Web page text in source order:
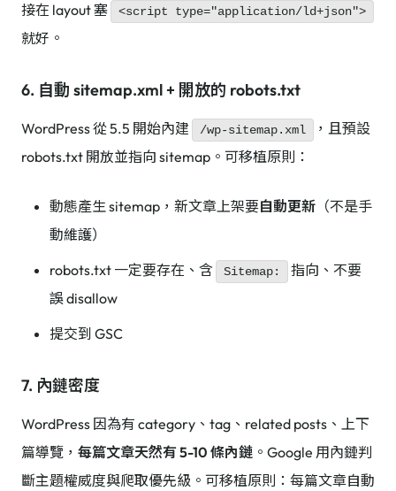
接在 layout 塞
<script type="application/ld+json">
就好。
6. 自動 sitemap.xml + 開放的 robots.txt
WordPress 從 5.5 開始內建 /wp-sitemap.xml
，且預設
robots.txt 開放並指向 sitemap。可移植原則：
動態產生 sitemap，新文章上架要自動更新 （不是手
動維護）
robots.txt 一定要存在、含
Sitemap:
指向、不要
誤 disallow
提交到 GSC
7. 內鏈密度
WordPress 因為有 category、tag、related posts、上下
篇導覽， 每篇文章天然有 5-10 條內鏈 。Google 用內鏈判
斷主題權威度與爬取優先級。可移植原則：每篇文章自動